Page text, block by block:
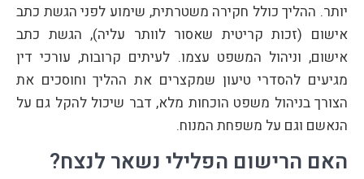
יותר. ההליך כולל חקירה משטרתית, שימוע לפני הגשת כתב
אישום (זכות קריטית שאסור לוותר עליה), הגשת כתב
אישום, וניהול המשפט עצמו. לעיתים קרובות, עורכי דין
מגיעים להסדרי טיעון שמקצרים את ההליך וחוסכים את
הצורך בניהול משפט הוכחות מלא, דבר שיכול להקל גם על
הנאשם וגם על משפחת המנוח.
האם הרישום הפלילי נשאר לנצח?